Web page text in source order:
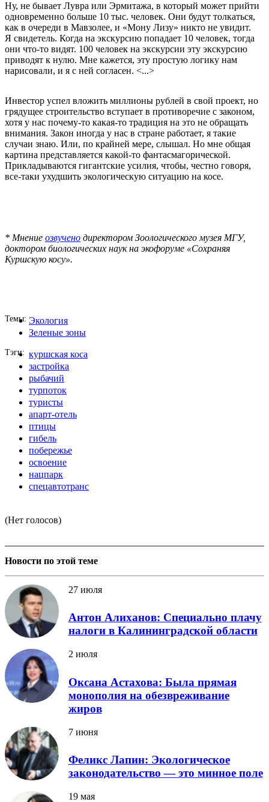
Ну, не бывает Лувра или Эрмитажа, в который может прийти
одновременно больше 10 тыс. человек. Они будут толкаться,
как в очереди в Мавзолее, и «Мону Лизу» никто не увидит.
Я свидетель. Когда на экскурсию попадает 10 человек, тогда
они что-то видят. 100 человек на экскурсии эту экскурсию
приводят к нулю. Мне кажется, эту простую логику нам
нарисовали, и я с ней согласен. <...>
Инвестор успел вложить миллионы рублей в свой проект, но
грядущее строительство вступает в противоречие с законом,
хотя у нас почему-то какая-то традиция на это не обращать
внимания. Закон иногда у нас в стране работает, я такие
случаи знаю. Или, по крайней мере, слышал. Но мне общая
картина представляется какой-то фантасмагорической.
Прикладываются гигантские усилия, чтобы, честно говоря,
все-таки ухудшить экологическую ситуацию на косе.
* Мнение озвучено директором Зоологического музея МГУ,
доктором биологических наук на экофоруме «Сохраняя
Куршскую косу».
Темы Экология
Зеленые зоны
Тэги
куршская коса
застройка
рыбачий
турпоток
туристы
апарт-отель
птицы
гибель
побережье
освоение
нацпарк
спецавтотранс
(Нет голосов)
Новости по этой теме
27 июля
Антон Алиханов: Специально плачу
налоги в Калининградской области
2 июля
Оксана Астахова: Была прямая
монополия на обезвреживание
жиров
7 июня
Феликс Лапин: Экологическое
законодательство — это минное поле
19 мая